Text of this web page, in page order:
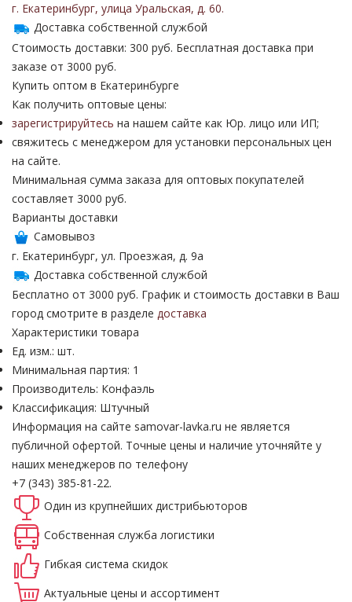
г. Екатеринбург, улица Уральская, д. 60.
Доставка собственной службой
Стоимость доставки: 300 руб. Бесплатная доставка при
заказе от 3000 руб.
Купить оптом в Екатеринбурге
Как получить оптовые цены:
зарегистрируйтесь на нашем сайте как Юр. лицо или ИП;
свяжитесь с менеджером для установки персональных цен
на сайте.
Минимальная сумма заказа для оптовых покупателей
составляет 3000 руб.
Варианты доставки
Самовывоз
г. Екатеринбург, ул. Проезжая, д. 9а
Доставка собственной службой
Бесплатно от 3000 руб. График и стоимость доставки в Ваш
город смотрите в разделе доставка
Характеристики товара
Ед. изм.: шт.
Минимальная партия: 1
Производитель: Конфаэль
Классификация: Штучный
Информация на сайте samovar-lavka.ru не является
публичной офертой. Точные цены и наличие уточняйте у
наших менеджеров по телефону
+7 (343) 385-81-22.
Один из крупнейших дистрибьюторов
Собственная служба логистики
Гибкая система скидок
Актуальные цены и ассортимент